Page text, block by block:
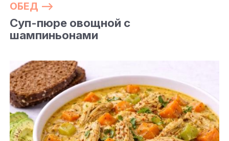
ОБЕД —>
Суп-пюре овощной с
шампиньонами